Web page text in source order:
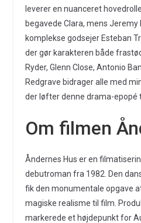
leverer en nuanceret
begavede Clara, mens Jeremy
komplekse godsejer Esteban
der gør karakteren både
Ryder, Glenn Close, Antonio
Redgrave bidrager alle med
der løfter denne drama-epopé
Om filmen
Åndernes Hus er en
debutroman fra 1982. Den
fik den monumentale opgave
magiske realisme til film.
markerede et højdepunkt for